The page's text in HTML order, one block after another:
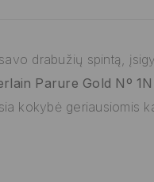
drabužių spintą,
Parure Gold Nº 1N
kokybė geriausiomis